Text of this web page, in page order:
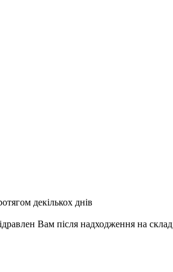
декількох днів
Вам після надходження на склад